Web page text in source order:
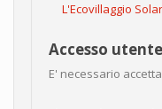
L'Ecovillaggio
Accesso utente
E' necessario